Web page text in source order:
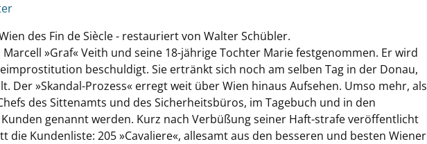
Verfasser
des Fin de Siècle - restauriert von Walter Schübler.
»Graf« Veith und seine 18-jährige Tochter Marie festgenommen. Er wird
beschuldigt. Sie ertränkt sich noch am selben Tag in der Donau,
Der »Skandal-Prozess« erregt weit über Wien hinaus Aufsehen. Umso mehr, als
des Sittenamts und des Sicherheitsbüros, im Tagebuch und in den
genannt werden. Kurz nach Verbüßung seiner Haft-strafe veröffentlicht
die Kundenliste: 205 »Cavaliere«, allesamt aus den besseren und besten Wiener